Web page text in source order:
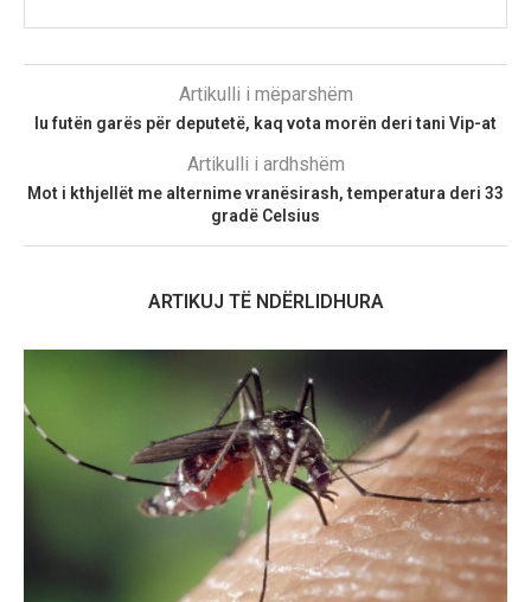
Artikulli i mëparshëm
Iu futën garës për deputetë, kaq vota morën deri tani Vip-at
Artikulli i ardhshëm
Mot i kthjellët me alternime vranësirash, temperatura deri 33
gradë Celsius
ARTIKUJ TË NDËRLIDHURA